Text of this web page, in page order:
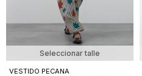
Seleccionar talle
VESTIDO PECANA